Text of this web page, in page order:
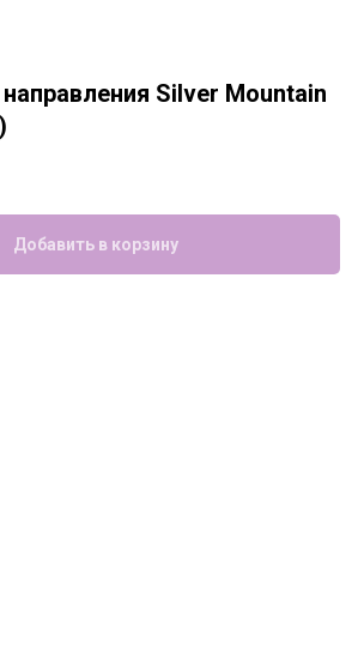
Silver Mountain
Добавить в корзину